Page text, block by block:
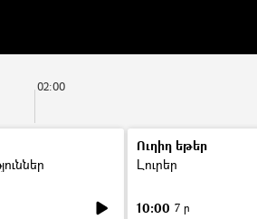
02:00
Ուղիղ եթեր
Լուրեր
10:00 7 ր